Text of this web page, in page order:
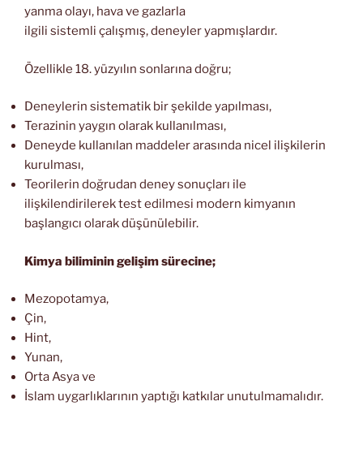
yanma olayı, hava ve gazlarla
ilgili sistemli çalışmış, deneyler yapmışlardır.
Özellikle 18. yüzyılın sonlarına doğru;
Deneylerin sistematik bir şekilde yapılması,
Terazinin yaygın olarak kullanılması,
Deneyde kullanılan maddeler arasında nicel ilişkilerin
kurulması,
Teorilerin doğrudan deney sonuçları ile
ilişkilendirilerek test edilmesi modern kimyanın
başlangıcı olarak düşünülebilir.
Kimya biliminin gelişim sürecine;
Mezopotamya,
Çin,
Hint,
Yunan,
Orta Asya ve
İslam uygarlıklarının yaptığı katkılar unutulmamalıdır.